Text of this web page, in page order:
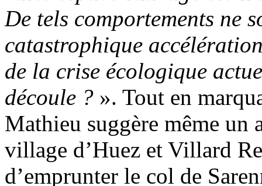
De tels comportements ne
catastrophique
de la crise écologique
découle ? ». Tout en
Mathieu suggère même un
village d’Huez et Villard
d’emprunter le col de